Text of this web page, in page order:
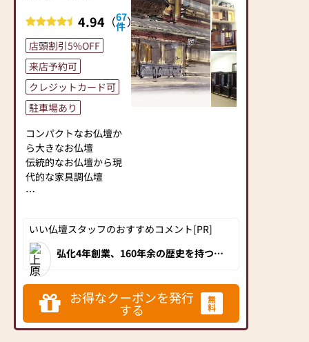
4.94 （67
件）
店頭割引5%OFF
来店予約可
クレジットカード可
駐車場あり
コンパクトなお仏壇か
ら大きなお仏壇
伝統的なお仏壇から現
代的な家具調仏壇
ります。
お客様にご満足いただ
けるよう丁寧にお伺い
いたしますので、どの
ようなことでもご相談
ください。
いい仏壇スタッフのおすすめコメント[PR]
弘化4年創業、160年余の歴史を持つ老
壇まで匠の技とセンスが光るお仏壇を
多数展示！美術品のような最高級の京
仏壇をぜひ一度ご覧ください。
お得なクーポンを発行
する
無
料